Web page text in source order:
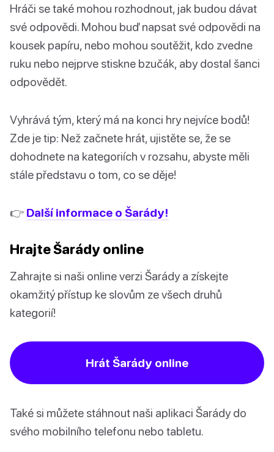
Hráči se také mohou rozhodnout, jak budou dávat
své odpovědi. Mohou buď napsat své odpovědi na
kousek papíru, nebo mohou soutěžit, kdo zvedne
ruku nebo nejprve stiskne bzučák, aby dostal šanci
odpovědět.
Vyhrává tým, který má na konci hry nejvíce bodů!
Zde je tip: Než začnete hrát, ujistěte se, že se
dohodnete na kategoriích v rozsahu, abyste měli
stále představu o tom, co se děje!
👉 Další informace o Šarády!
Hrajte Šarády online
Zahrajte si naši online verzi Šarády a získejte
okamžitý přístup ke slovům ze všech druhů
kategorií!
Hrát Šarády online
Také si můžete stáhnout naši aplikaci Šarády do
svého mobilního telefonu nebo tabletu.